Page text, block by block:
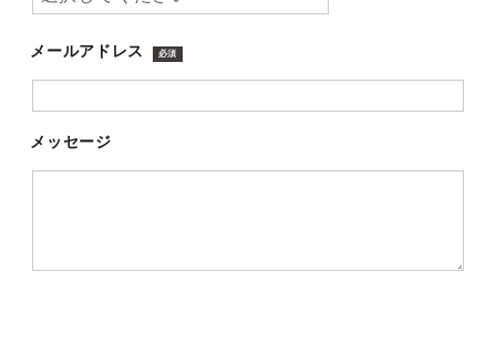
メールアドレス 必須
メッセージ